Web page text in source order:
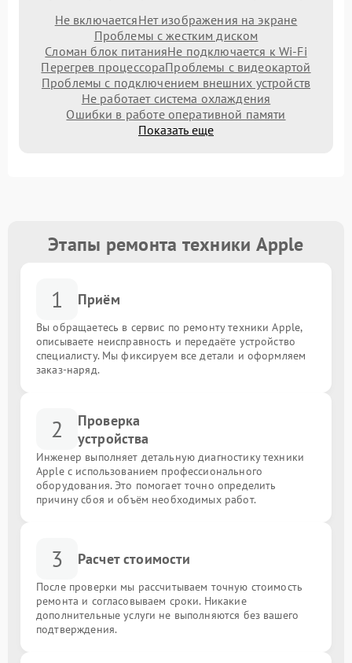
Не включаетсяНет изображения на экране
Проблемы с жестким диском
Сломан блок питанияНе подключается к Wi-Fi
Перегрев процессораПроблемы с видеокартой
Проблемы с подключением внешних устройств
Не работает система охлаждения
Ошибки в работе оперативной памяти
Показать еще
Этапы ремонта техники Apple
1 Приём
Вы обращаетесь в сервис по ремонту техники Apple,
описываете неисправность и передаёте устройство
специалисту. Мы фиксируем все детали и оформляем
заказ-наряд.
2
Проверка
устройства
Инженер выполняет детальную диагностику техники
Apple с использованием профессионального
оборудования. Это помогает точно определить
причину сбоя и объём необходимых работ.
3 Расчет стоимости
После проверки мы рассчитываем точную стоимость
ремонта и согласовываем сроки. Никакие
дополнительные услуги не выполняются без вашего
подтверждения.